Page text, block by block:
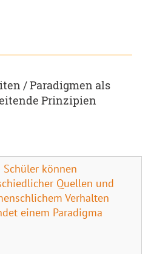
/ Paradigmen als
Prinzipien
können
Quellen und
Verhalten
einem Paradigma